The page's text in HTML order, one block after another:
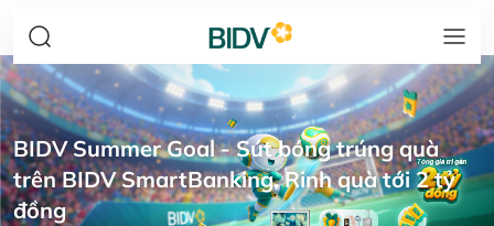
BIDV Summer Goal - Sút bóng trúng quà
trên BIDV SmartBanking, Rinh quà tới 2 tỷ
đồng